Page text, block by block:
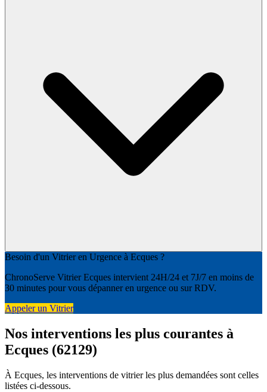
Besoin d'un Vitrier en Urgence à Ecques ?
ChronoServe Vitrier Ecques intervient 24H/24 et 7J/7 en moins de
30 minutes pour vous dépanner en urgence ou sur RDV.
Appeler un Vitrier
Nos interventions les plus courantes à
Ecques (62129)
À Ecques, les interventions de vitrier les plus demandées sont celles
listées ci-dessous.